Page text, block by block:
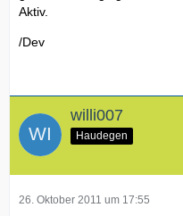
Aktiv.
/Dev
willi007
Haudegen
26. Oktober 2011 um 17:55